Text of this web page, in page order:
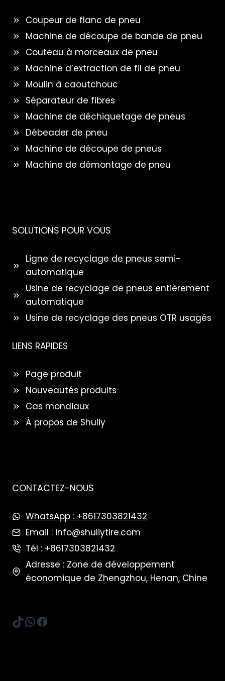
Coupeur de flanc de pneu
Machine de découpe de bande de pneu
Couteau à morceaux de pneu
Machine d’extraction de fil de pneu
Moulin à caoutchouc
Séparateur de fibres
Machine de déchiquetage de pneus
Débeader de pneu
Machine de découpe de pneus
Machine de démontage de pneu
SOLUTIONS POUR VOUS
Ligne de recyclage de pneus semi-
automatique
Usine de recyclage de pneus entièrement
automatique
Usine de recyclage des pneus OTR usagés
LIENS RAPIDES
Page produit
Nouveautés produits
Cas mondiaux
À propos de Shuliy
CONTACTEZ-NOUS
WhatsApp : +8617303821432
Email : info@shuliytire.com
Tél : +8617303821432
Adresse : Zone de développement
économique de Zhengzhou, Henan, Chine
TikTok
WhatsApp
Facebook